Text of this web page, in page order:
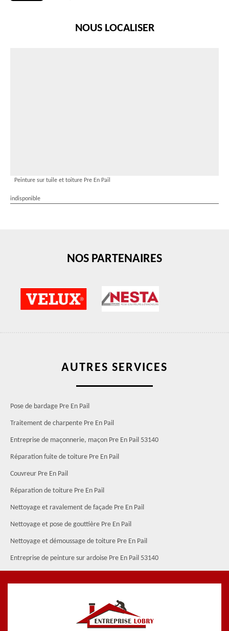
NOUS LOCALISER
Peinture sur tuile et toiture Pre En Pail
indisponible
NOS PARTENAIRES
AUTRES SERVICES
Pose de bardage Pre En Pail
Traitement de charpente Pre En Pail
Entreprise de maçonnerie, maçon Pre En Pail 53140
Réparation fuite de toiture Pre En Pail
Couvreur Pre En Pail
Réparation de toiture Pre En Pail
Nettoyage et ravalement de façade Pre En Pail
Nettoyage et pose de gouttière Pre En Pail
Nettoyage et démoussage de toiture Pre En Pail
Entreprise de peinture sur ardoise Pre En Pail 53140